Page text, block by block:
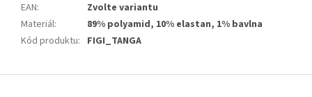
EAN:
Zvolte variantu
Materiál:
89% polyamid, 10% elastan, 1% bavlna
Kód produktu: FIGI_TANGA